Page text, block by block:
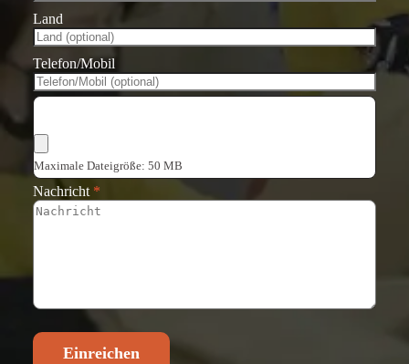
Land
Telefon/Mobil
Maximale Dateigröße: 50 MB
Nachricht *
Einreichen